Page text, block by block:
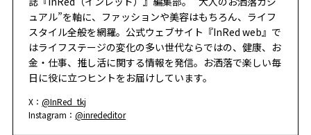
ュアル”を軸に、ファッションや美容はもちろん、ライフ
スタイル全般を網羅。公式ウェブサイト『InRed web』で
はライフステージの変化の多い世代ならではの、健康、お
金・仕事、推し活に関する情報を発信。お洒落で楽しい毎
日に役に立つヒントをお届けしています。
X：@InRed_tkj
Instagram：@inrededitor